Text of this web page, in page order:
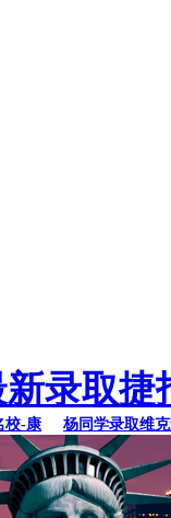
录取捷
杨同学录取维克森